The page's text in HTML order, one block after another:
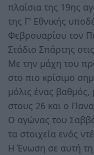
πλαίσια της 19ης
της Γ' Εθνικής
Φεβρουαρίου τον
Στάδιο Σπάρτης
Με την μάχη του
στο πιο κρίσιμο
μόλις ένας βαθμός,
στους 26 και ο
Ο αγώνας του
τα στοιχεία ενός
Η Ένωση σε αυτή